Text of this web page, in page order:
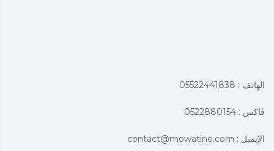
الهاتف : 05522441838
فاكس : 0522880154
الإيميل : contact@mowatine.com